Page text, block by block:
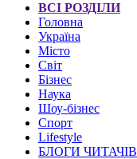
ВСІ РОЗДІЛИ
Головна
Україна
Місто
Світ
Бізнес
Наука
Шоу-бізнес
Спорт
Lifestyle
БЛОГИ ЧИТАЧІВ